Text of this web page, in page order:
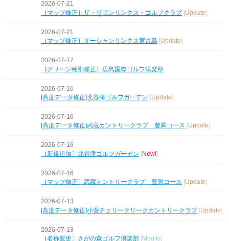
2026-07-21
［マップ修正］ザ・サザンリンクス・ゴルフクラブ [Update]
2026-07-21
［マップ修正］オーシャンリンクス宮古島 [Update]
2026-07-17
［グリーン種別修正］広島国際ゴルフ倶楽部
2026-07-16
[高度データ修正]北谷津ゴルフガーデン [Update]
2026-07-16
[高度データ修正]武蔵カントリークラブ 豊岡コース
Update
2026-07-16
［新規追加〕北谷津ゴルフガーデン [New!]
2026-07-16
［マップ修正〕武蔵カントリークラブ 豊岡コース
Update
2026-07-13
[高度データ修正]小萱チェリークリークカントリークラブ [Update]
2026-07-13
［名称変更〕さがの森ゴルフ倶楽部
Modify